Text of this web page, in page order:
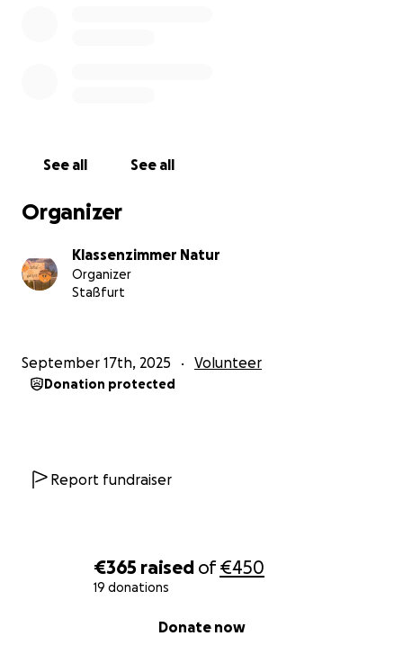
€365 raised of€450
19 donations
Donate now
See all See all
Organizer
Klassenzimmer Natur
Organizer
Staßfurt
September 17th, 2025 Volunteer
Donation protected
Report fundraiser